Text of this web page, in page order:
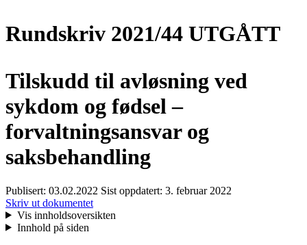
Rundskriv 2021/44 UTGÅTT
Tilskudd til avløsning ved
sykdom og fødsel –
forvaltningsansvar og
saksbehandling
Publisert: 03.02.2022 Sist oppdatert: 3. februar 2022
Skriv ut dokumentet
Vis innholdsoversikten
Innhold på siden